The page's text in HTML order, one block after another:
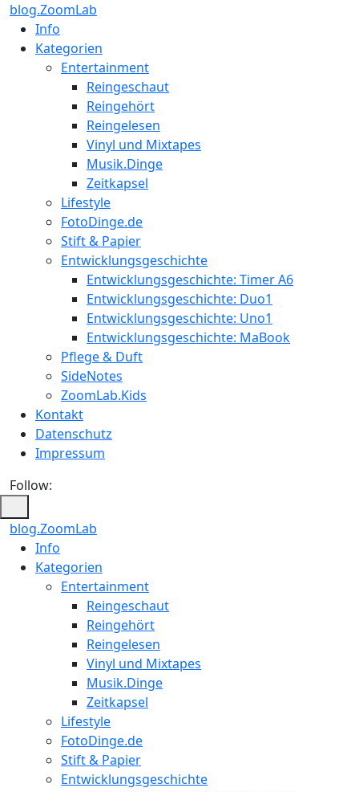
blog.ZoomLab
Info
Kategorien
Entertainment
Reingeschaut
Reingehört
Reingelesen
Vinyl und Mixtapes
Musik.Dinge
Zeitkapsel
Lifestyle
FotoDinge.de
Stift & Papier
Entwicklungsgeschichte
Entwicklungsgeschichte: Timer A6
Entwicklungsgeschichte: Duo1
Entwicklungsgeschichte: Uno1
Entwicklungsgeschichte: MaBook
Pflege & Duft
SideNotes
ZoomLab.Kids
Kontakt
Datenschutz
Impressum
Follow:
blog.ZoomLab
Info
Kategorien
Entertainment
Reingeschaut
Reingehört
Reingelesen
Vinyl und Mixtapes
Musik.Dinge
Zeitkapsel
Lifestyle
FotoDinge.de
Stift & Papier
Entwicklungsgeschichte